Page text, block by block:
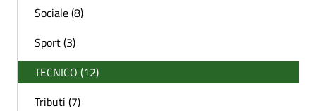
Sociale (8)
Sport (3)
TECNICO (12)
Tributi (7)